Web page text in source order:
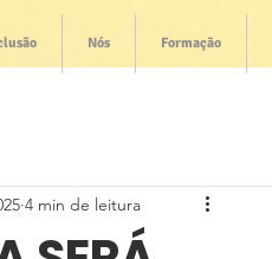
4 min de leitura
Nós Formação